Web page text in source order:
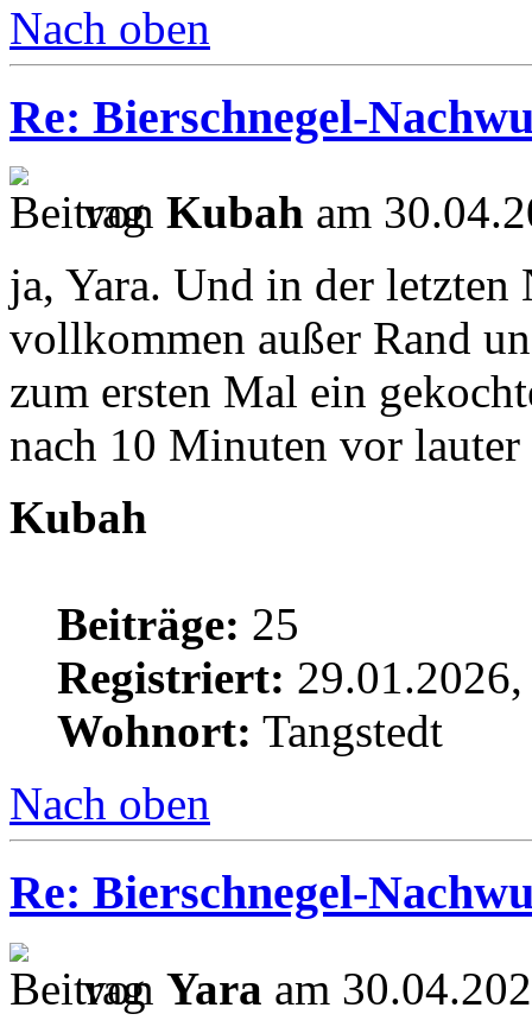
Nach oben
Re: Bierschnegel-
von Kubah am
ja, Yara. Und in der letzten
vollkommen außer Rand
zum ersten Mal ein
nach 10 Minuten vor
Kubah
Beiträge: 25
Registriert:
Wohnort: Tangstedt
Nach oben
Re: Bierschnegel-
von Yara am